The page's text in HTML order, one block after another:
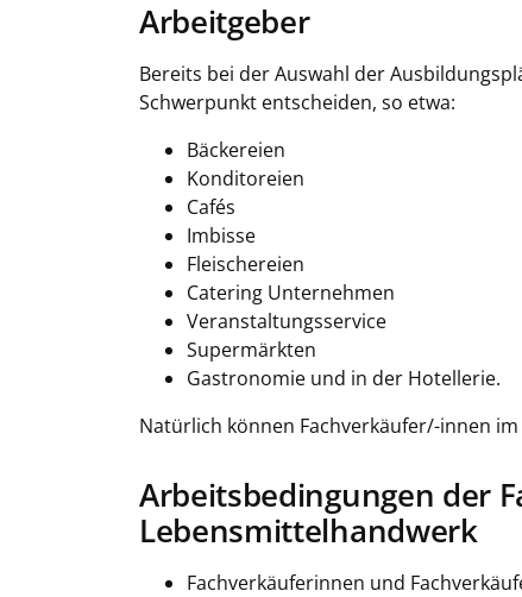
Arbeitgeber
Bereits bei der Auswahl der
Schwerpunkt entscheiden, so etwa:
Bäckereien
Konditoreien
Cafés
Imbisse
Fleischereien
Catering Unternehmen
Veranstaltungsservice
Supermärkten
Gastronomie und in der Hotellerie.
Natürlich können Fachverkäufer/-innen
Arbeitsbedingungen der
Lebensmittelhandwerk
Fachverkäuferinnen und